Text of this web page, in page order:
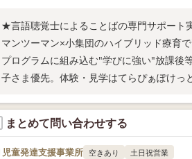
★言語聴覚士によることばの専門サポート
マンツーマン×小集団のハイブリッド療育
プログラムに組み込む"学びに強い"放課後
子さま優先。体験・見学はてらぴぁぽけっ
まとめて問い合わせする
児童発達支援事業所 空きあり 土日祝営業